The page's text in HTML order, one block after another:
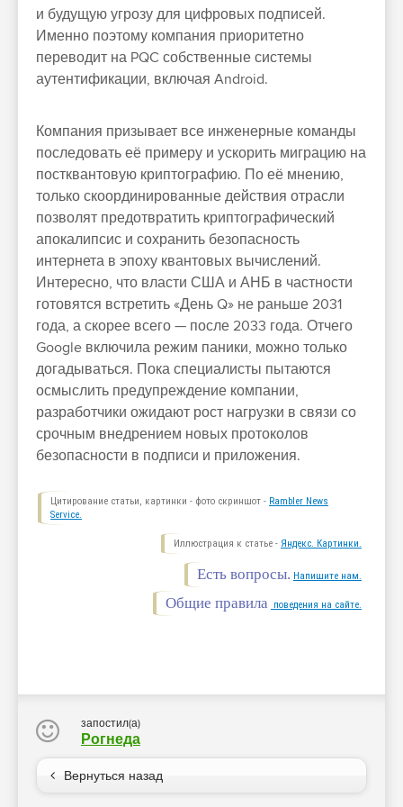
и будущую угрозу для цифровых подписей.
Именно поэтому компания приоритетно
переводит на PQC собственные системы
аутентификации, включая Android.
Компания призывает все инженерные команды
последовать её примеру и ускорить миграцию на
постквантовую криптографию. По её мнению,
только скоординированные действия отрасли
позволят предотвратить криптографический
апокалипсис и сохранить безопасность
интернета в эпоху квантовых вычислений.
Интересно, что власти США и АНБ в частности
готовятся встретить «День Q» не раньше 2031
года, а скорее всего — после 2033 года. Отчего
Google включила режим паники, можно только
догадываться. Пока специалисты пытаются
осмыслить предупреждение компании,
разработчики ожидают рост нагрузки в связи со
срочным внедрением новых протоколов
безопасности в подписи и приложения.
Цитирование статьи, картинки - фото скриншот - Rambler News
Service.
Иллюстрация к статье - Яндекс. Картинки.
Есть вопросы. Напишите нам.
Общие правила поведения на сайте.
запостил(а)
Рогнеда
Вернуться назад